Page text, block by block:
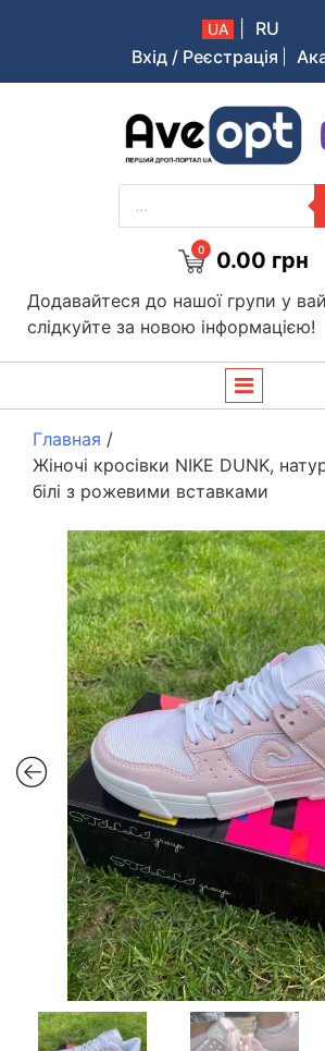
UA
RU
Вхід / Реєстрація
Aveopt – оптова дропшипінг
PRODUCTS
SEARCH
0 0.00 грн
Додавайтеся до нашої групи у
слідкуйте за новою інформацією!
Главная /
Жіночі кросівки NIKE DUNK,
білі з рожевими вставками